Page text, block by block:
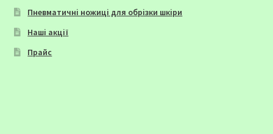
Пневматичні ножиці для обрізки шкіри
Наші акції
Прайс